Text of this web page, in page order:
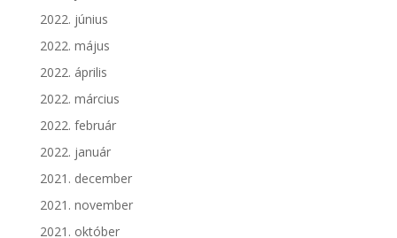
2022. június
2022. május
2022. április
2022. március
2022. február
2022. január
2021. december
2021. november
2021. október